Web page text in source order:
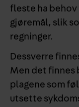
fleste ha
gjøremål, slik
regninger.
Dessverre
Men det finnes
plagene som
utsette